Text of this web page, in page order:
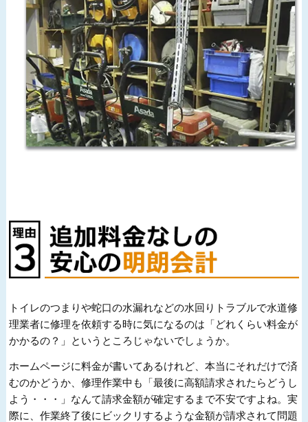
トイレのつまりや蛇口の水漏れなどの水回りトラブルで水道修
理業者に修理を依頼する時に気になるのは「どれくらい料金が
かかるの？」というところじゃないでしょうか。
ホームページに料金が書いてあるけれど、本当にそれだけで済
むのかどうか、修理作業中も「最後に高額請求されたらどうし
よう・・・」なんて請求金額が確定するまで不安ですよね。実
際に、作業終了後にビックリするような金額が請求されて問題